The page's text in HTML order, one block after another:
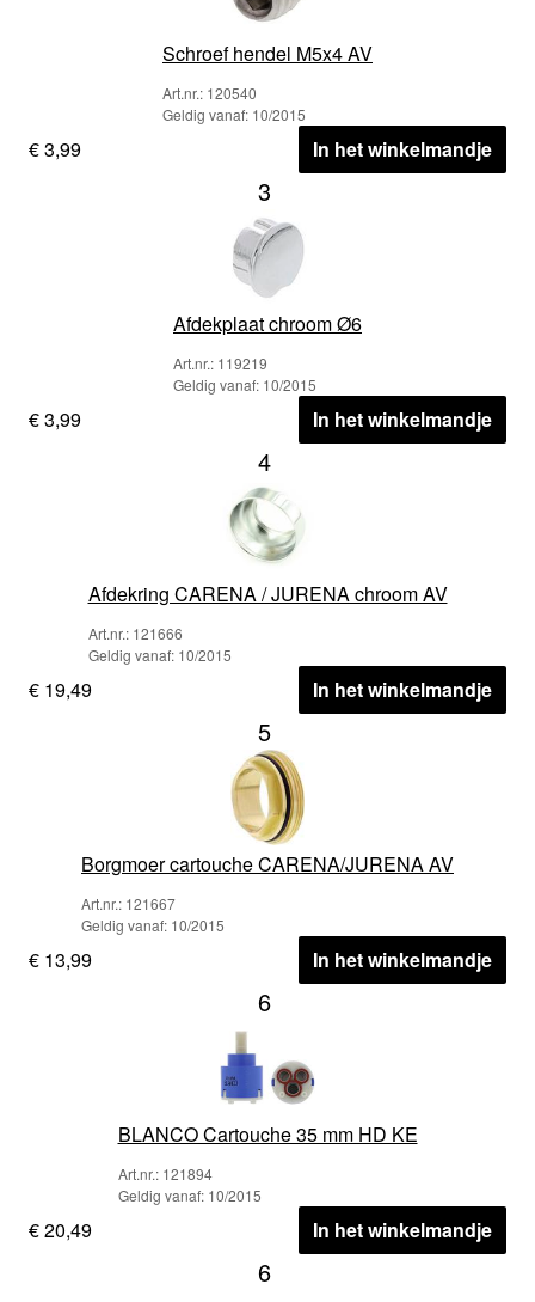
Schroef hendel M5x4 AV
Art.nr.: 120540
Geldig vanaf: 10/2015
€ 3,99 In het winkelmandje
3
Afdekplaat chroom Ø6
Art.nr.: 119219
Geldig vanaf: 10/2015
€ 3,99 In het winkelmandje
4
Afdekring CARENA / JURENA chroom AV
Art.nr.: 121666
Geldig vanaf: 10/2015
€ 19,49 In het winkelmandje
5
Borgmoer cartouche CARENA/JURENA AV
Art.nr.: 121667
Geldig vanaf: 10/2015
€ 13,99 In het winkelmandje
6
BLANCO Cartouche 35 mm HD KE
Art.nr.: 121894
Geldig vanaf: 10/2015
€ 20,49 In het winkelmandje
6